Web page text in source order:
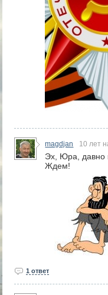
magdjan 10 лет
Эх, Юра, давно
Ждем!
1 ответ